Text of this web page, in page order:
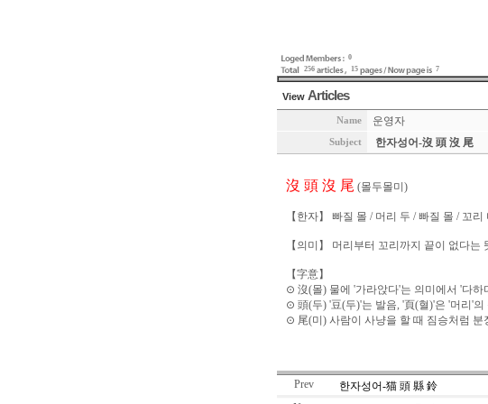
0
256
15 7
View Articles
Name 운영자
Subject 한자성어-沒 頭 沒 尾
沒 頭 沒 尾 (몰두몰미)
【한자】 빠질 몰 / 머리 두 / 빠질 몰 / 꼬리
【의미】 머리부터 꼬리까지 끝이 없다는
【字意】
⊙ 沒(몰) 물에 '가라앉다'는 의미에서 '다하
⊙ 頭(두) '豆(두)'는 발음, '頁(혈)'은 '머리'
⊙ 尾(미) 사람이 사냥을 할 때 짐승처럼
Prev
한자성어-猫 頭 縣 鈴